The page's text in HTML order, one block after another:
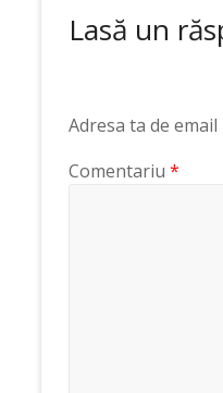
Lasă un
Adresa ta de
Comentariu *